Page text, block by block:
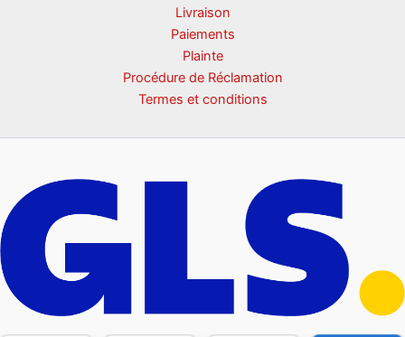
Livraison
Paiements
Plainte
Procédure de Réclamation
Termes et conditions